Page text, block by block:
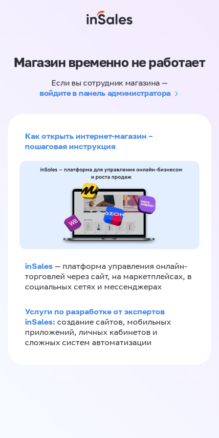
Магазин временно не работает
Если вы сотрудник магазина —
войдите в панель администратора
Как открыть интернет-магазин –
пошаговая инструкция
inSales — платформа управления онлайн-
торговлей через сайт, на маркетплейсах, в
социальных сетях и мессенджерах
Услуги по разработке от экспертов
inSales: создание сайтов, мобильных
приложений, личных кабинетов и
сложных систем автоматизации